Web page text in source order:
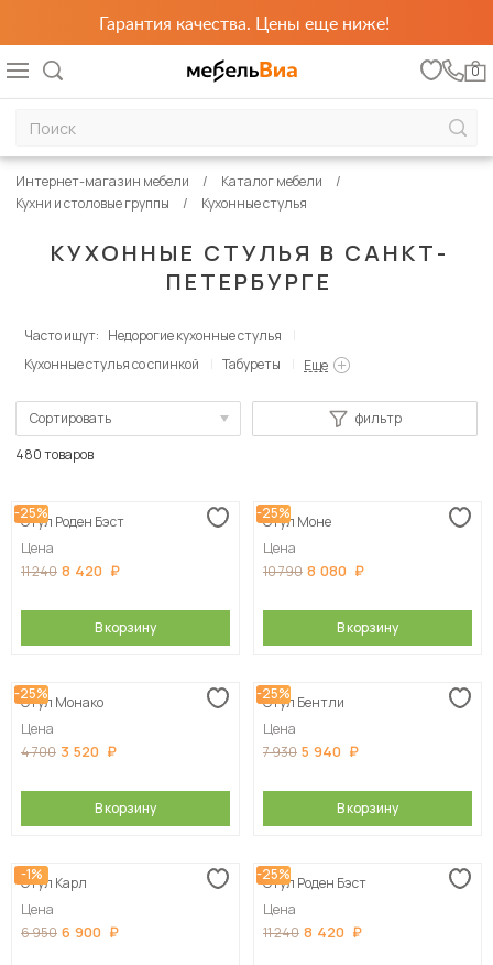
Гарантия качества. Цены еще ниже!
0
КУХОННЫЕ СТУЛЬЯ В САНКТ-
ПЕТЕРБУРГЕ
Интернет-магазин мебели
Каталог мебели
Кухни и столовые группы
Кухонные стулья
Часто ищут: Недорогие кухонные стулья
Кухонные стулья со спинкой
Табуреты Еще
Сортировать
Сначала дорогие
фильтр
480 товаров
-25%
Стул Роден Бэст
Цена
11 240 8 420
В корзину
-25%
Стул Моне
Цена
10 790 8 080
В корзину
-25%
Стул Монако
Цена
4 700 3 520
В корзину
-25%
Стул Бентли
Цена
7 930 5 940
В корзину
-1%
Стул Карл
Цена
6 950 6 900
-25%
Стул Роден Бэст
Цена
11 240 8 420